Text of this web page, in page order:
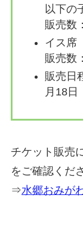
以下の
販売数
イス席
販売数
販売日
月18日
チケット販売
をご確認くだ
⇒水郷おみが